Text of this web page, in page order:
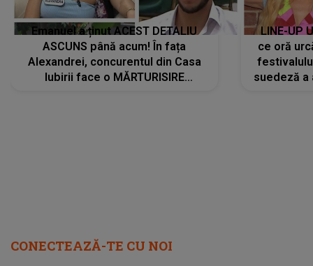
Emanuel a ținut ACEST DETALIU
ASCUNS până acum! În fața
Alexandrei, concurentul din Casa
Iubirii face o MĂRTURISIRE
LINE-UP
ce oră
suedeză a
CONECTEAZĂ-TE CU NOI